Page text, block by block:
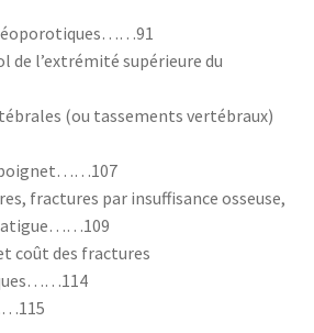
de l’extrémité supérieure du
(ou tassements vertébraux)
poignet……107
fractures par insuffisance osseuse,
coût des fractures